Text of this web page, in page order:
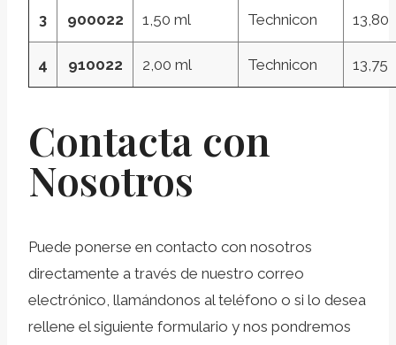
3 900022 1,50 ml Technicon 13,80
4 910022 2,00 ml Technicon 13,75
Contacta con
Nosotros
Puede ponerse en contacto con nosotros
directamente a través de nuestro correo
electrónico, llamándonos al teléfono o si lo desea
rellene el siguiente formulario y nos pondremos